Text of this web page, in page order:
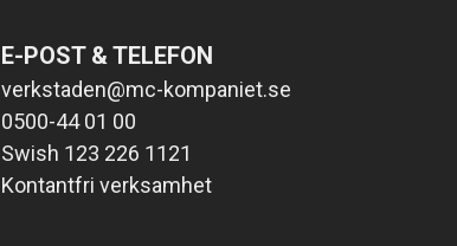
E-POST & TELEFON
verkstaden@mc-kompaniet.se
0500-44 01 00
Swish 123 226 1121
Kontantfri verksamhet